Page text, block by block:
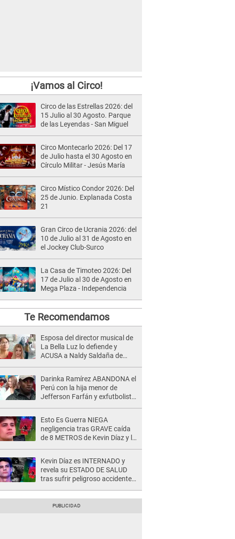
¡Vamos al Circo!
Circo de las Estrellas 2026: del
15 Julio al 30 Agosto. Parque
de las Leyendas - San Miguel
Circo Montecarlo 2026: Del 17
de Julio hasta el 30 Agosto en
Círculo Militar - Jesús María
Circo Místico Condor 2026: Del
25 de Junio. Explanada Costa
21
Gran Circo de Ucrania 2026: del
10 de Julio al 31 de Agosto en
el Jockey Club-Surco
La Casa de Timoteo 2026: Del
17 de Julio al 30 de Agosto en
Mega Plaza - Independencia
Te Recomendamos
Esposa del director musical de
La Bella Luz lo defiende y
ACUSA a Naldy Saldaña de
Darinka Ramírez ABANDONA el
Perú con la hija menor de
Jefferson Farfán y exfutbolista
Esto Es Guerra NIEGA
negligencia tras GRAVE caída
de 8 METROS de Kevin Díaz y lo
Kevin Díaz es INTERNADO y
revela su ESTADO DE SALUD
tras sufrir peligroso accidente